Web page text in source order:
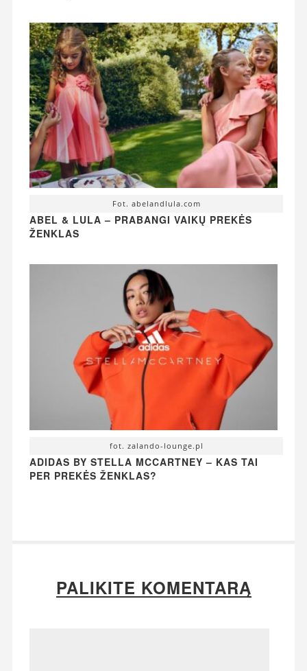
Fot. abelandlula.com
ABEL & LULA – PRABANGI VAIKŲ PREKĖS
ŽENKLAS
fot. zalando-lounge.pl
ADIDAS BY STELLA MCCARTNEY – KAS TAI
PER PREKĖS ŽENKLAS?
PALIKITE KOMENTARĄ